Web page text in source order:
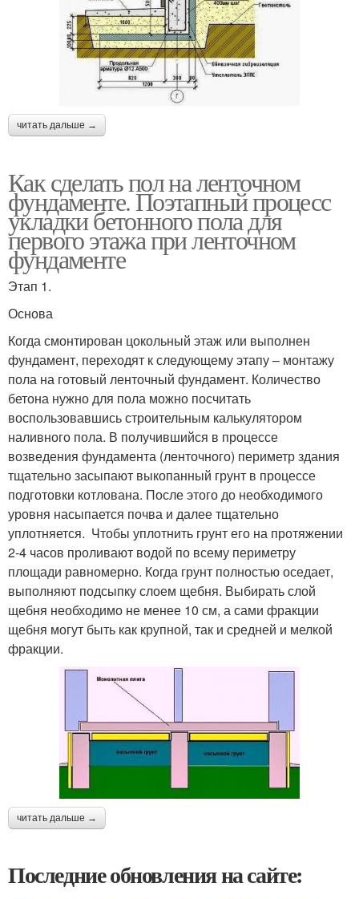
читать дальше →
Как сделать пол на ленточном
фундаменте. Поэтапный процесс
укладки бетонного пола для
первого этажа при ленточном
фундаменте
Этап 1.
Основа
Когда смонтирован цокольный этаж или выполнен
фундамент, переходят к следующему этапу – монтажу
пола на готовый ленточный фундамент. Количество
бетона нужно для пола можно посчитать
воспользовавшись строительным калькулятором
наливного пола. В получившийся в процессе
возведения фундамента (ленточного) периметр здания
тщательно засыпают выкопанный грунт в процессе
подготовки котлована. После этого до необходимого
уровня насыпается почва и далее тщательно
уплотняется. Чтобы уплотнить грунт его на протяжении
2-4 часов проливают водой по всему периметру
площади равномерно. Когда грунт полностью оседает,
выполняют подсыпку слоем щебня. Выбирать слой
щебня необходимо не менее 10 см, а сами фракции
щебня могут быть как крупной, так и средней и мелкой
фракции.
читать дальше →
Последние обновления на сайте: